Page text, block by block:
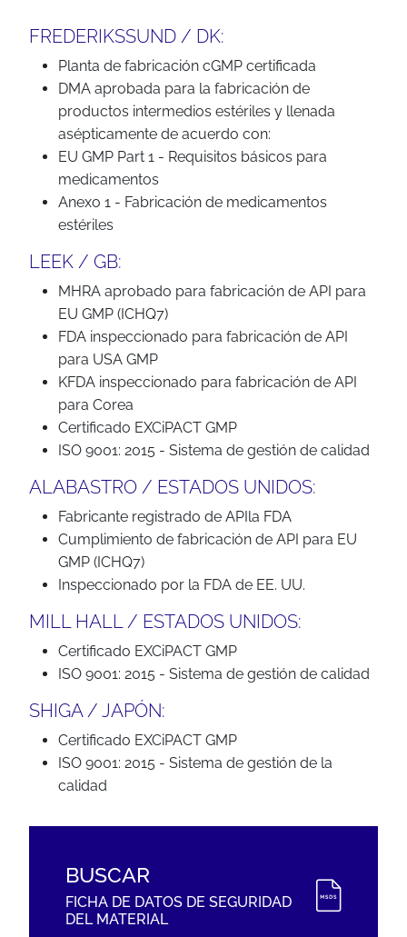
FREDERIKSSUND / DK:
Planta de fabricación cGMP certificada
DMA aprobada para la fabricación de
productos intermedios estériles y llenada
asépticamente de acuerdo con:
EU GMP Part 1 - Requisitos básicos para
medicamentos
Anexo 1 - Fabricación de medicamentos
estériles
LEEK / GB:
MHRA aprobado para fabricación de API para
EU GMP (ICHQ7)
FDA inspeccionado para fabricación de API
para USA GMP
KFDA inspeccionado para fabricación de API
para Corea
Certificado EXCiPACT GMP
ISO 9001: 2015 - Sistema de gestión de calidad
ALABASTRO / ESTADOS UNIDOS:
Fabricante registrado de APIla FDA
Cumplimiento de fabricación de API para EU
GMP (ICHQ7)
Inspeccionado por la FDA de EE. UU.
MILL HALL / ESTADOS UNIDOS:
Certificado EXCiPACT GMP
ISO 9001: 2015 - Sistema de gestión de calidad
SHIGA / JAPÓN:
Certificado EXCiPACT GMP
ISO 9001: 2015 - Sistema de gestión de la
calidad
BUSCAR
FICHA DE DATOS DE SEGURIDAD
DEL MATERIAL